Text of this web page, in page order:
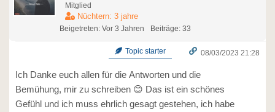
Mitglied
Nüchtern: 3 jahre
Beigetreten: Vor 3 Jahren Beiträge: 33
Topic starter 08/03/2023 21:28
Ich Danke euch allen für die Antworten und die
Bemühung, mir zu schreiben 😊 Das ist ein schönes
Gefühl und ich muss ehrlich gesagt gestehen, ich habe